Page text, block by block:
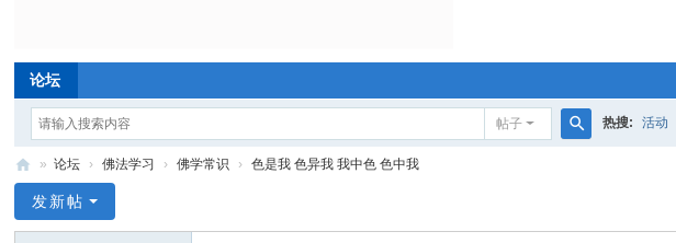
论坛
帖子 热搜: 活动
净
» 论坛 › 佛法学习 › 佛学常识 › 色是我 色异我 我中色 色中我
发新帖